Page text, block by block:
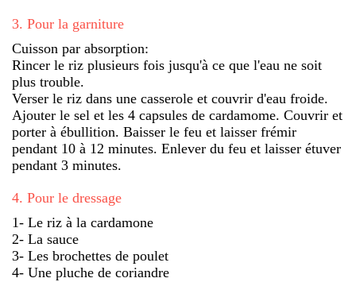
3. Pour la garniture
Cuisson par absorption:
Rincer le riz plusieurs fois jusqu'à ce que l'eau ne soit
plus trouble.
Verser le riz dans une casserole et couvrir d'eau froide.
Ajouter le sel et les 4 capsules de cardamome. Couvrir et
porter à ébullition. Baisser le feu et laisser frémir
pendant 10 à 12 minutes. Enlever du feu et laisser étuver
pendant 3 minutes.
4. Pour le dressage
1- Le riz à la cardamone
2- La sauce
3- Les brochettes de poulet
4- Une pluche de coriandre